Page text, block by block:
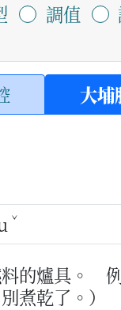
調值
大埔
ˇ
的爐具。
煮乾了。）